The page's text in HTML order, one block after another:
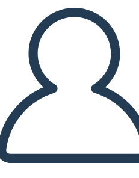
süžeeskeemid
LOE MULLE